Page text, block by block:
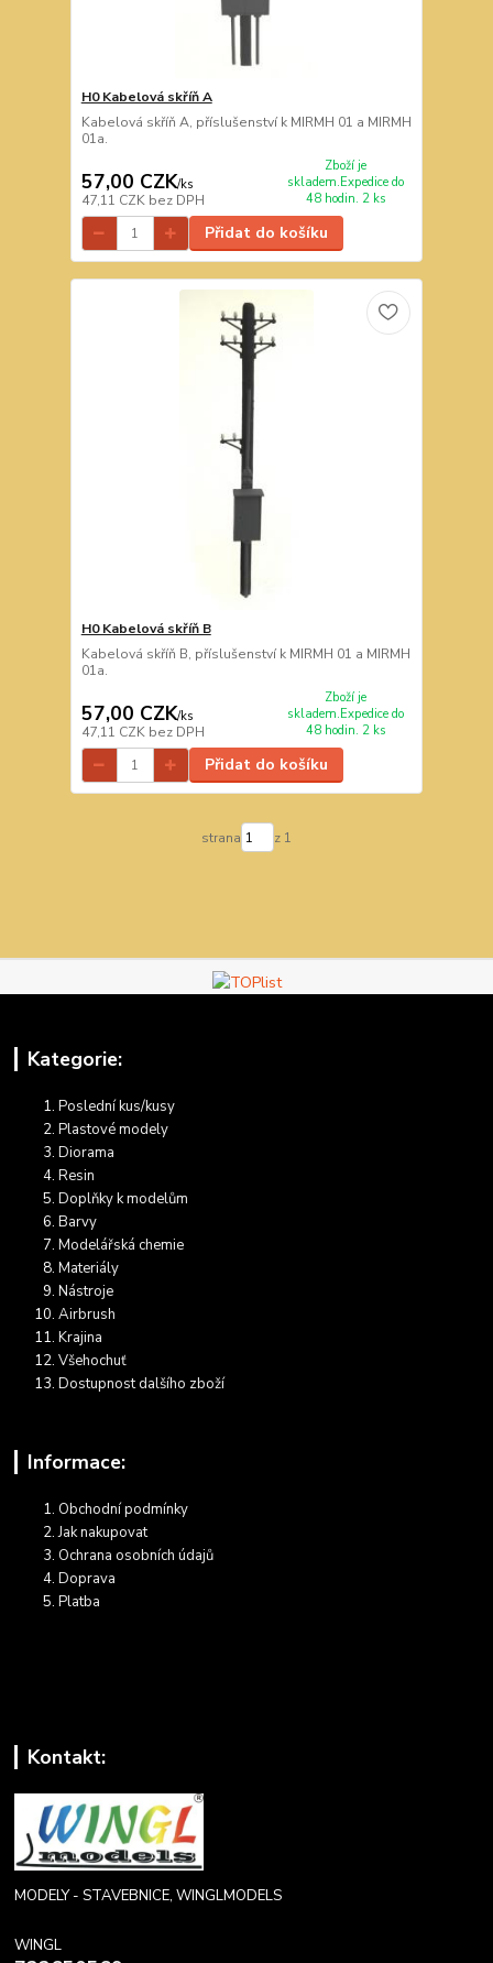
H0 Kabelová skříň A
Kabelová skříň A, příslušenství k MIRMH 01 a MIRMH
01a.
57,00 CZK/ks
47,11 CZK bez DPH
Zboží je
skladem.Expedice do
48 hodin. 2 ks
Přidat do košíku
H0 Kabelová skříň B
Kabelová skříň B, příslušenství k MIRMH 01 a MIRMH
01a.
57,00 CZK/ks
47,11 CZK bez DPH
Zboží je
skladem.Expedice do
48 hodin. 2 ks
Přidat do košíku
strana z 1
Kategorie:
Poslední kus/kusy
Plastové modely
Diorama
Resin
Doplňky k modelům
Barvy
Modelářská chemie
Materiály
Nástroje
Airbrush
Krajina
Všehochuť
Dostupnost dalšího zboží
Informace:
Obchodní podmínky
Jak nakupovat
Ochrana osobních údajů
Doprava
Platba
Kontakt:
MODELY - STAVEBNICE, WINGLMODELS
WINGL